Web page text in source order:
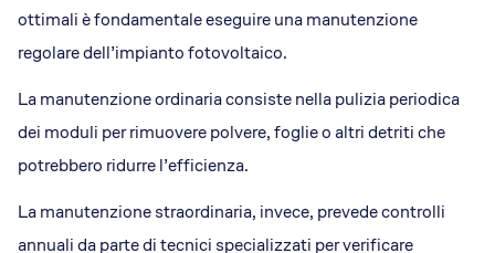
ottimali è fondamentale eseguire una manutenzione
regolare dell’impianto fotovoltaico.
La manutenzione ordinaria consiste nella pulizia periodica
dei moduli per rimuovere polvere, foglie o altri detriti che
potrebbero ridurre l’efficienza.
La manutenzione straordinaria, invece, prevede controlli
annuali da parte di tecnici specializzati per verificare